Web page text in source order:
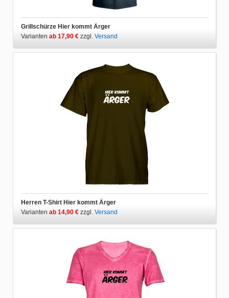
Grillschürze Hier kommt Ärger
Varianten ab 17,90 € zzgl. Versand
Herren T-Shirt Hier kommt Ärger
Varianten ab 14,90 € zzgl. Versand